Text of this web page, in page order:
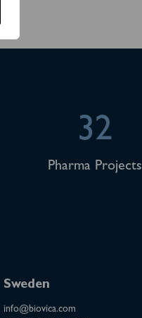
32
Pharma Projects
Sweden
info@biovica.com